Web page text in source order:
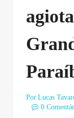
Por Lucas
0